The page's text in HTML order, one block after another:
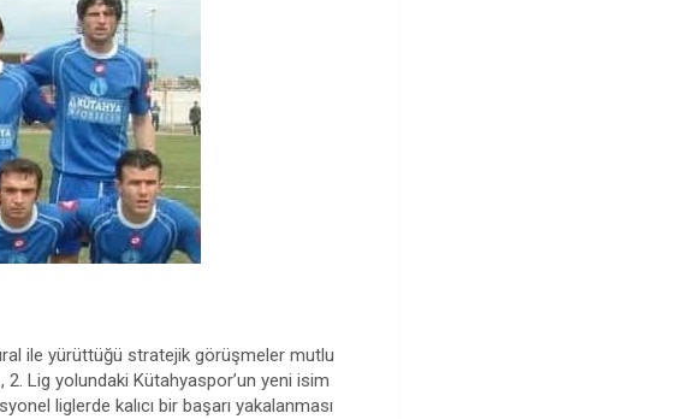
ile yürüttüğü stratejik görüşmeler mutlu
Lig yolundaki Kütahyaspor’un yeni isim
liglerde kalıcı bir başarı yakalanması